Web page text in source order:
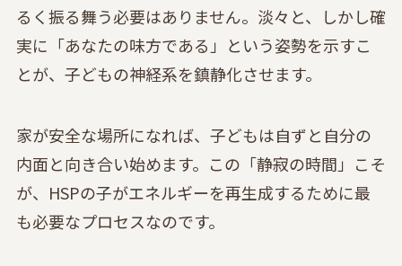
るく振る舞う必要はありません。淡々と、しかし確
実に「あなたの味方である」という姿勢を示すこ
とが、子どもの神経系を鎮静化させます。
家が安全な場所になれば、子どもは自ずと自分の
内面と向き合い始めます。この「静寂の時間」こそ
が、HSPの子がエネルギーを再生成するために最
も必要なプロセスなのです。